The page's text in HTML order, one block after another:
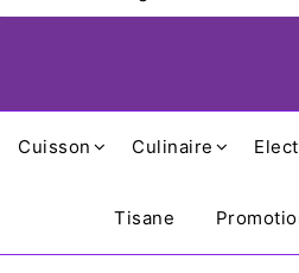
Cuisson Culinaire
Tisane